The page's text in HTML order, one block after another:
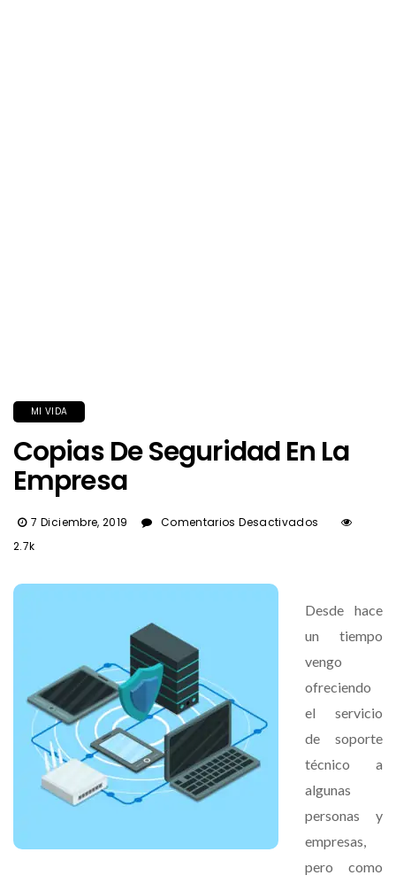
MI VIDA
Copias De Seguridad En La
Empresa
7 Diciembre, 2019 Comentarios Desactivados
La
Empresa
2.7k
Desde hace
un tiempo
vengo
ofreciendo
el servicio
de soporte
técnico a
algunas
personas y
empresas,
pero como